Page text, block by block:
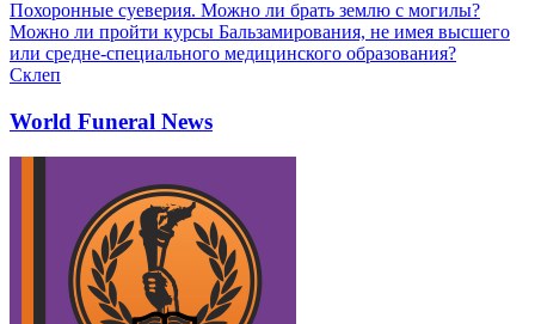
Похоронные суеверия. Можно ли брать землю с могилы?
Можно ли пройти курсы Бальзамирования, не имея высшего
или средне-специального медицинского образования?
Склеп
World Funeral News